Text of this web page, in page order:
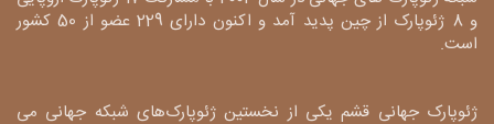
و 8 ژئوپارک از چین پدید آمد و اکنون دارای 229 عضو از 50 کشور
است.
ژئوپارک جهانی قشم یکی از نخستین ژئوپارک‌های شبکه جهانی می